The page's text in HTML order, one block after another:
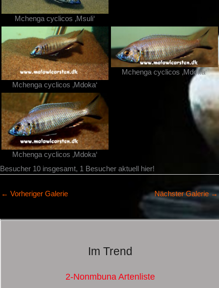
Mchenga cyclicos ‚Msuli‘
Mchenga cyclicos ‚Mdoka‘
Mchenga cyclicos ‚Mdoka‘
Mchenga cyclicos ‚Mdoka‘
Besucher 10 insgesamt, 1 Besucher aktuell hier!
← Vorheriger Galerie Nächster Galerie→
Im Trend
2-Nonmbuna Artenliste